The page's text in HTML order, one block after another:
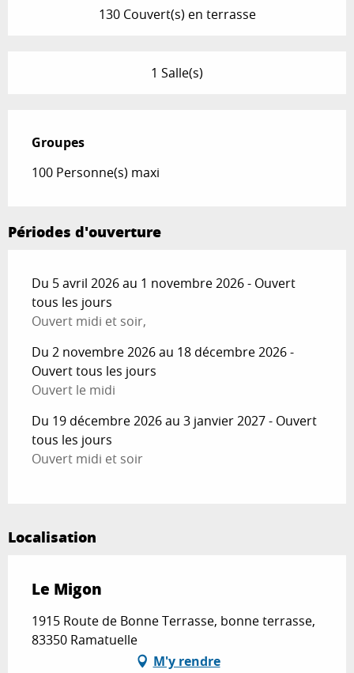
130 Couvert(s) en terrasse
1 Salle(s)
Groupes
Groupes
100 Personne(s) maxi
Périodes d'ouverture
Du 5 avril 2026 au 1 novembre 2026 - Ouvert
tous les jours
Ouvert midi et soir,
Du 2 novembre 2026 au 18 décembre 2026 -
Ouvert tous les jours
Ouvert le midi
Du 19 décembre 2026 au 3 janvier 2027 - Ouvert
tous les jours
Ouvert midi et soir
Localisation
Le Migon
1915 Route de Bonne Terrasse, bonne terrasse,
83350 Ramatuelle
M'y rendre